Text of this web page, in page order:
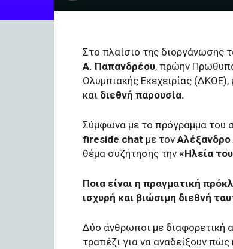
Στο πλαίσιο της διοργάνωσης
Α. Παπανδρέου, πρώην
Ολυμπιακής Εκεχειρίας
και διεθνή παρουσία.
Σύμφωνα με το πρόγραμμα του
fireside chat με τον
θέμα συζήτησης την «Ηλεία
Ποια είναι η πραγματική
ισχυρή και βιώσιμη διεθνή
Δύο άνθρωποι με διαφορετική
τραπέζι για να αναδείξουν